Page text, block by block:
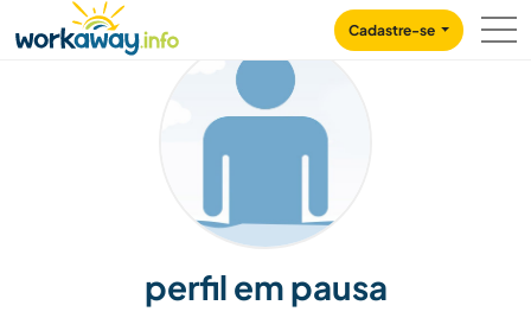
CONTENT
MAIN NAVIGATION
Cadastre-se
perfil em pausa